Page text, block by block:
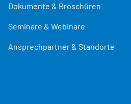
Dokumente & Broschüren
Seminare & Webinare
Ansprechpartner & Standorte